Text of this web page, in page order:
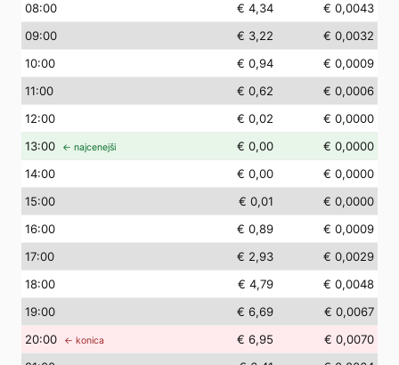
08:00 € 4,34
€ 0,0043
09:00 € 3,22
€ 0,0032
10:00 € 0,94
€ 0,0009
11:00 € 0,62
€ 0,0006
12:00 € 0,02
€ 0,0000
13:00 ← najcenejši € 0,00
€ 0,0000
14:00 € 0,00
€ 0,0000
15:00 € 0,01
€ 0,0000
16:00 € 0,89
€ 0,0009
17:00 € 2,93
€ 0,0029
18:00 € 4,79
€ 0,0048
19:00 € 6,69
€ 0,0067
20:00 ← konica € 6,95
€ 0,0070